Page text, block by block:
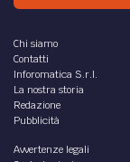
Chi siamo
Contatti
Inforomatica S.r.l.
La nostra storia
Redazione
Pubblicità
Avvertenze legali